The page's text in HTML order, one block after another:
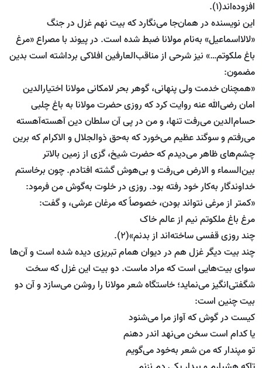
افزوده‌اند(1).
این نویسنده در همان‌جا می‌نگارد که بیت نهم غزل در جنگ
«لالااسماعیل» به‌نام مولانا ضبط شده است. در پیوند با مصراع «مرغ
باغ ملکوتم…» نیز شرحی از مناقب‌العارفین افلاکی برداشته است بدین
مضمون:
«همچنان خدمت ولی پنهانی،‌ گوهر بحر لامکانی مولانا اختیارالدین
امان رضی‌الله عنه روایت کرد که روزی حضرت مولانا به باغ چلبی
حسام‌الدین می‌رفت تنها، و من در پی آن سلطان دین آهسته‌آهسته
می‌رفتم و سوگند عظیم می‌خورد که به‌حق ذوالجلال و الاکرام که برین
چشم‌های ظاهر می‌دیدم که حضرت شیخ، گزی از زمین بالاتر
بین‌السماء و الارض می‌رفت و بی‌هوش گشته افتادم. چون برخاستم
خداوندگار به‌کار خود رفته بود. روزی در خلوت به‌گوش من فرمود:
«کمتر از مرغی نتواند بودن، خصوصاً که مرغان عرشی، و گفت:
مرغ باغ ملکوتم نیم از عالم خاک
چند روزی قفسی ساخته‌اند از بدنم»(2).
چند بیت دیگر غزل هم در دیوان همام تبریزی دیده شده است و آن‌ها
سوای بیت‌هایی است که مراد ماست. دو بیت این غزل که سخت
شگفتی‌انگیز می‌نماید؛ خاستگاه شعر مولانا را روشن می‌سازد و آن دو
بیت چنین است:
کیست در گوش که آواز مرا می‌شنود
یا کدام است سخن می‌نهد اندر دهنم
تو مپندار که من شعر به‌خود می‌گویم